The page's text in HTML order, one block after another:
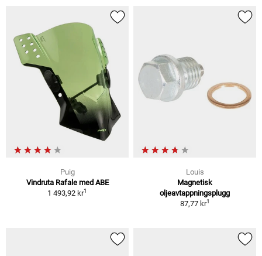
Puig
Vindruta Rafale med ABE
1 493,92 kr1
Louis
Magnetisk
oljeavtappningsplugg
87,77 kr1